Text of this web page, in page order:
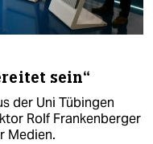
sein“
der Uni Tübingen
Rolf Frankenberger
Medien.